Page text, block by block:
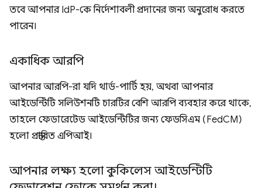
তবে আপনার IdP-কে নির্দেশাবলী প্রদানের জন্য অনুরোধ করতে
পারেন।
একাধিক আরপি
আপনার আরপি-রা যদি থার্ড-পার্টি হয়, অথবা আপনার
আইডেন্টিটি সলিউশনটি চারটির বেশি আরপি ব্যবহার করে থাকে,
তাহলে ফেডারেটেড আইডেন্টিটির জন্য ফেডসিএম (FedCM)
হলো প্রস্তাবিত এপিআই।
আপনার লক্ষ্য হলো কুকিলেস আইডেন্টিটি